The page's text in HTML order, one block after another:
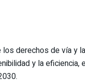
los derechos de vía y
y la eficiencia,